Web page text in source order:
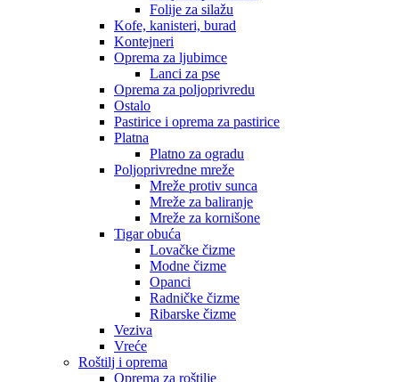
Folije za silažu
Kofe, kanisteri, burad
Kontejneri
Oprema za ljubimce
Lanci za pse
Oprema za poljoprivredu
Ostalo
Pastirice i oprema za pastirice
Platna
Platno za ogradu
Poljoprivredne mreže
Mreže protiv sunca
Mreže za baliranje
Mreže za kornišone
Tigar obuća
Lovačke čizme
Modne čizme
Opanci
Radničke čizme
Ribarske čizme
Veziva
Vreće
Roštilj i oprema
Oprema za roštilje